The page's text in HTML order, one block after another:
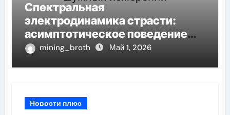
Спектральная
электродинамика страсти:
асимптотическое поведение
корреляционная размерность
mining_broth Май 1, 2026
Новости плюс